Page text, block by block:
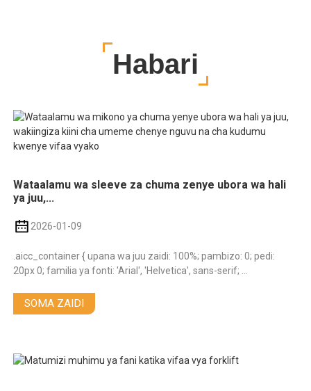
Habari
Wataalamu wa sleeve za chuma zenye ubora wa hali
ya juu,...
2026-01-09
.aicc_container { upana wa juu zaidi: 100%; pambizo: 0; pedi:
20px 0; familia ya fonti: 'Arial', 'Helvetica', sans-serif; ...
SOMA ZAIDI